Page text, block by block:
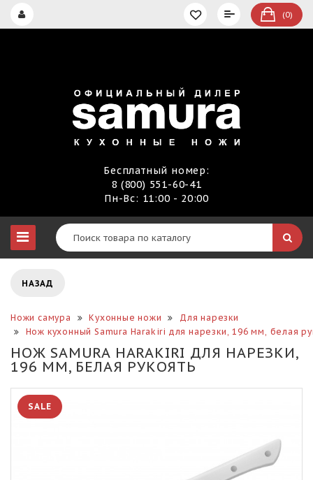
(0)
Бесплатный номер:
8 (800) 551-60-41
Пн-Вс: 11:00 - 20:00
НАЗАД
Ножи самура Кухонные ножи
Для нарезки
Нож кухонный Samura Harakiri для нарезки, 196 мм, белая
НОЖ SAMURA HARAKIRI ДЛЯ НАРЕЗКИ,
196 ММ, БЕЛАЯ РУКОЯТЬ
SALE